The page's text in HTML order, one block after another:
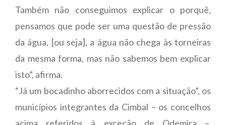
Também não conseguimos explicar o porquê,
pensamos que pode ser uma questão de pressão
da água, [ou seja], a água não chega às torneiras
da mesma forma, mas não sabemos bem explicar
isto”, afirma.
“Já um bocadinho aborrecidos com a situação”, os
municípios integrantes da Cimbal – os concelhos